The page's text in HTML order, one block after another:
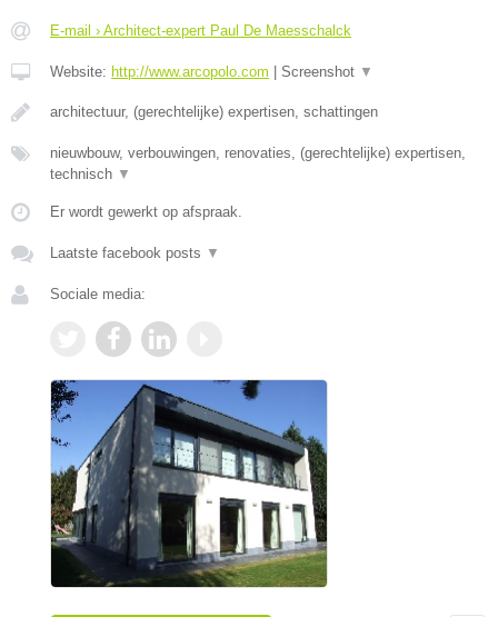
E-mail › Architect-expert Paul De Maesschalck
Website: http://www.arcopolo.com Screenshot ▼
architectuur, (gerechtelijke) expertisen, schattingen
nieuwbouw, verbouwingen, renovaties, (gerechtelijke) expertisen,
technisch ▼
Er wordt gewerkt op afspraak.
Laatste facebook posts ▼
Sociale media: